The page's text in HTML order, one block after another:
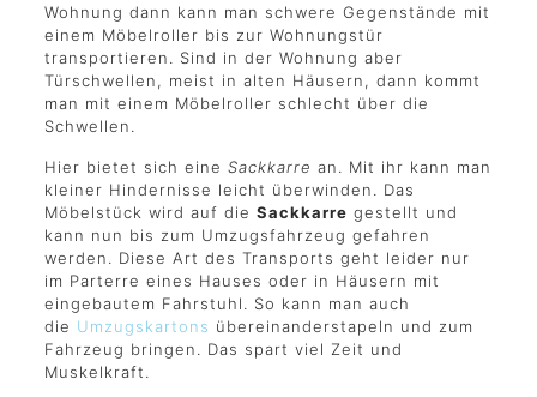
Wohnung dann kann man schwere Gegenstände mit
einem Möbelroller bis zur Wohnungstür
transportieren. Sind in der Wohnung aber
Türschwellen, meist in alten Häusern, dann kommt
man mit einem Möbelroller schlecht über die
Schwellen.
Hier bietet sich eine Sackkarre an. Mit ihr kann man
kleiner Hindernisse leicht überwinden. Das
Möbelstück wird auf die Sackkarre gestellt und
kann nun bis zum Umzugsfahrzeug gefahren
werden. Diese Art des Transports geht leider nur
im Parterre eines Hauses oder in Häusern mit
eingebautem Fahrstuhl. So kann man auch
die Umzugskartons übereinanderstapeln und zum
Fahrzeug bringen. Das spart viel Zeit und
Muskelkraft.